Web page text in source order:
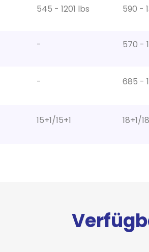
545 - 1201 lbs 590 -
- 570 -
- 685 -
15+1/15+1 18+1/